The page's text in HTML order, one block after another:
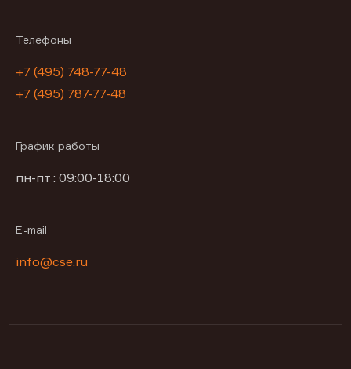
Телефоны
+7 (495) 748-77-48
+7 (495) 787-77-48
График работы
пн-пт : 09:00-18:00
E-mail
info@cse.ru